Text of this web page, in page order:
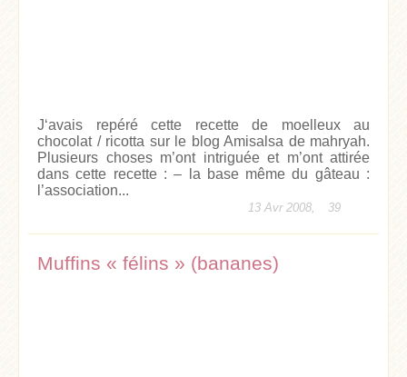
J‘avais repéré cette recette de moelleux au
chocolat / ricotta sur le blog Amisalsa de mahryah.
Plusieurs choses m’ont intriguée et m’ont attirée
dans cette recette : – la base même du gâteau :
l’association...
13 Avr 2008, 39
Muffins « félins » (bananes)